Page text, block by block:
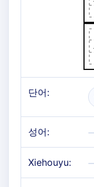
단어:
성어:
Xiehouyu: